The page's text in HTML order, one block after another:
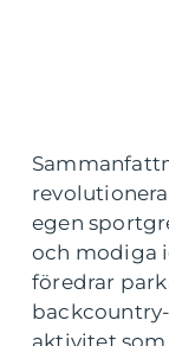
egen
och modiga
föredrar